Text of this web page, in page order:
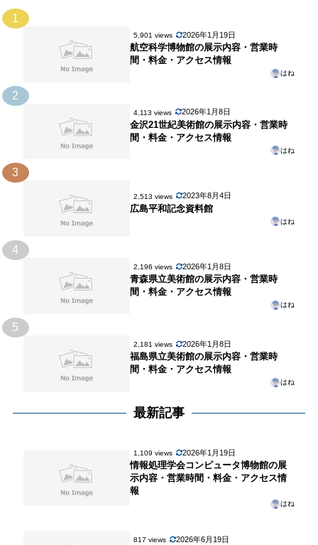
1
5,901 views 2026年1月19日
航空科学博物館の展示内容・営業時
間・料金・アクセス情報
はね
2
4,113 views 2026年1月8日
金沢21世紀美術館の展示内容・営業時
間・料金・アクセス情報
はね
3
2,513 views 2023年8月4日
広島平和記念資料館
はね
4
2,196 views 2026年1月8日
青森県立美術館の展示内容・営業時
間・料金・アクセス情報
はね
5
2,181 views 2026年1月8日
福島県立美術館の展示内容・営業時
間・料金・アクセス情報
はね
最新記事
1,109 views 2026年1月19日
情報処理学会コンピュータ博物館の展
示内容・営業時間・料金・アクセス情
報
はね
817 views 2026年6月19日